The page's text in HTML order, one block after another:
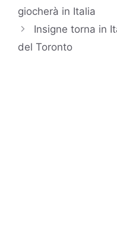
giocherà in Italia
Insigne torna in
del Toronto